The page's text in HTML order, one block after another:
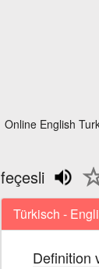
Online English
feçesli
Türkisch -
Definition